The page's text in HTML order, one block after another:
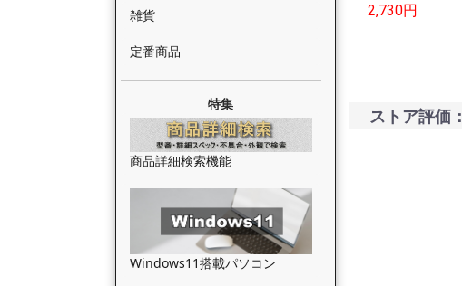
雑貨
定番商品
特集
商品詳細検索機能
Windows11搭載パソコン
2,730円
ストア評価：